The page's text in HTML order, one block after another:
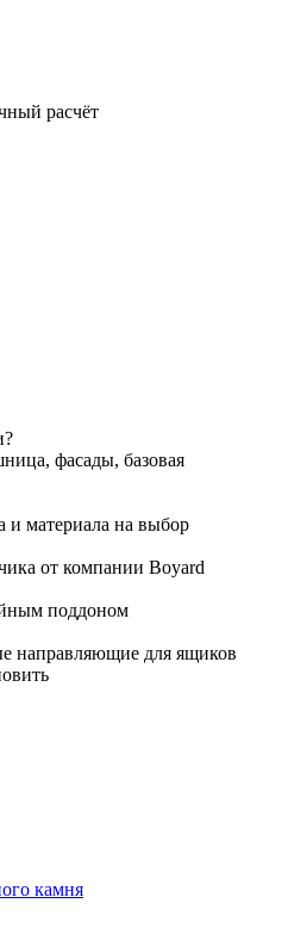
расчёт
фасады, базовая
и материала на выбор
от компании Boyard
поддоном
направляющие для ящиков
камня